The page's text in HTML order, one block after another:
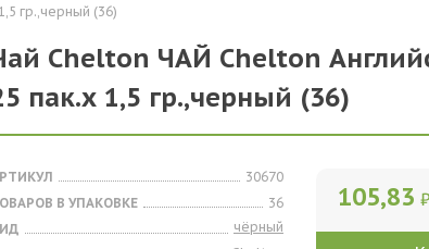
гр.,черный (36)
Chelton ЧАЙ Chelton
пак.х 1,5 гр.,черный (36)
30670
В УПАКОВКЕ
36
чёрный
105,83 ₽